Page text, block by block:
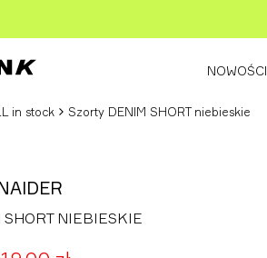
NOWOŚCI
in stock Szorty DENIM SHORT niebieskie
NIEBIESKIE